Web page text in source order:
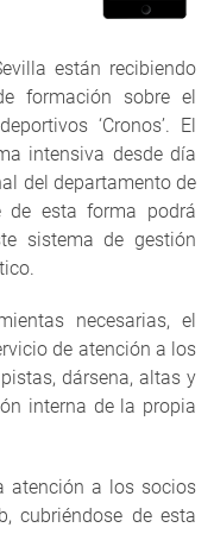
están recibiendo
formación sobre el
‘Cronos’. El
intensiva desde día
del departamento de
de esta forma podrá
sistema de gestión
necesarias, el
de atención a los
dársena, altas y
interna de la propia
atención a los socios
cubriéndose de esta